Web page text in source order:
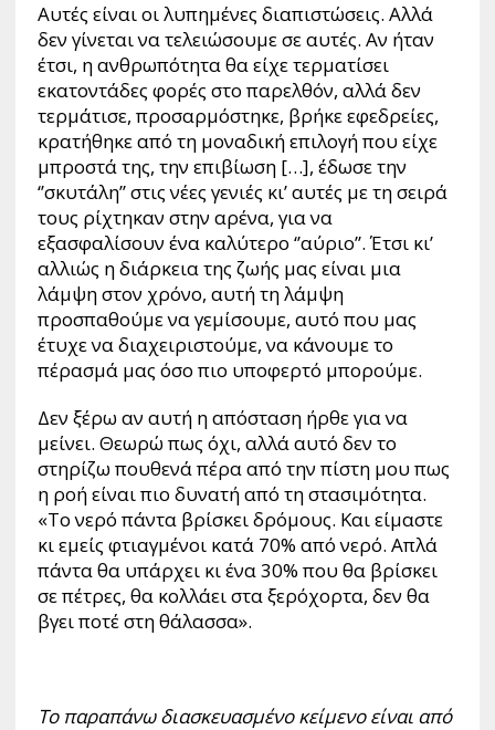
Αυτές είναι οι λυπημένες διαπιστώσεις. Αλλά
δεν γίνεται να τελειώσουμε σε αυτές. Αν ήταν
έτσι, η ανθρωπότητα θα είχε τερματίσει
εκατοντάδες φορές στο παρελθόν, αλλά δεν
τερμάτισε, προσαρμόστηκε, βρήκε εφεδρείες,
κρατήθηκε από τη μοναδική επιλογή που είχε
μπροστά της, την επιβίωση […], έδωσε την
‘’σκυτάλη’’ στις νέες γενιές κι’ αυτές με τη σειρά
τους ρίχτηκαν στην αρένα, για να
εξασφαλίσουν ένα καλύτερο ‘’αύριο’’. Έτσι κι’
αλλιώς η διάρκεια της ζωής μας είναι μια
λάμψη στον χρόνο, αυτή τη λάμψη
προσπαθούμε να γεμίσουμε, αυτό που μας
έτυχε να διαχειριστούμε, να κάνουμε το
πέρασμά μας όσο πιο υποφερτό μπορούμε.
Δεν ξέρω αν αυτή η απόσταση ήρθε για να
μείνει. Θεωρώ πως όχι, αλλά αυτό δεν το
στηρίζω πουθενά πέρα από την πίστη μου πως
η ροή είναι πιο δυνατή από τη στασιμότητα.
«Το νερό πάντα βρίσκει δρόμους. Και είμαστε
κι εμείς φτιαγμένοι κατά 70% από νερό. Απλά
πάντα θα υπάρχει κι ένα 30% που θα βρίσκει
σε πέτρες, θα κολλάει στα ξερόχορτα, δεν θα
βγει ποτέ στη θάλασσα».
Το παραπάνω διασκευασμένο κείμενο είναι από